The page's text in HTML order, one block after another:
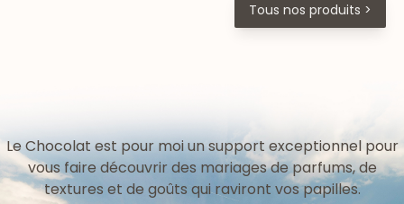
Tous nos produits >
Le Chocolat est pour moi un support exceptionnel pour
vous faire découvrir des mariages de parfums, de
textures et de goûts qui raviront vos papilles.